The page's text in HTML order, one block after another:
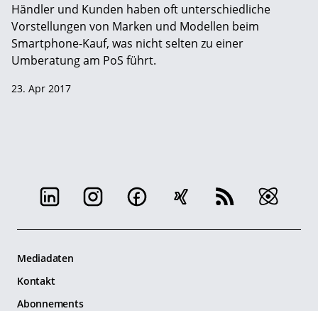
Händler und Kunden haben oft unterschiedliche
Vorstellungen von Marken und Modellen beim
Smartphone-Kauf, was nicht selten zu einer
Umberatung am PoS führt.
23. Apr 2017
Mediadaten
Kontakt
Abonnements